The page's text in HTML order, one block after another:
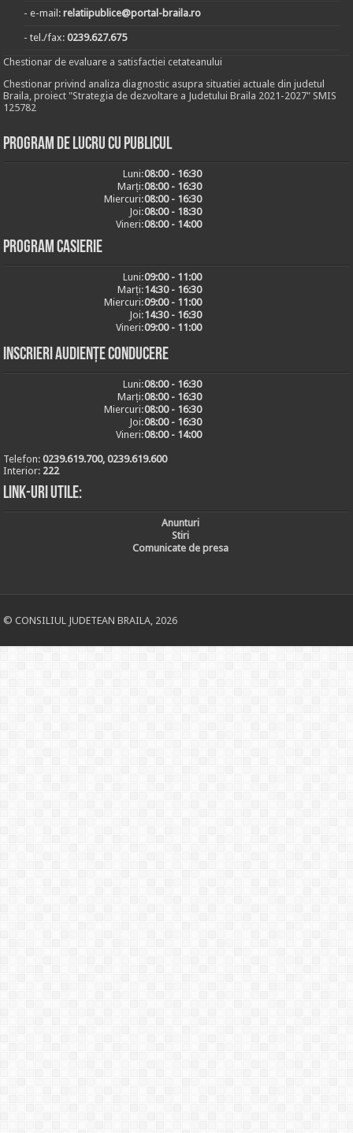
- e-mail:relatiipublice@portal-braila.ro
- tel./fax:0239.627.675
Chestionar de evaluare a satisfactiei cetateanului
Chestionar privind analiza diagnostic asupra situatiei actuale din judetul
Braila, proiect "Strategia de dezvoltare a Judetului Braila 2021-2027" SMIS
125782
Program de lucru cu publicul
Luni:08:00 - 16:30
Marți:08:00 - 16:30
Miercuri:08:00 - 16:30
Joi:08:00 - 18:30
Vineri:08:00 - 14:00
Program casierie
Luni:09:00 - 11:00
Marți:14:30 - 16:30
Miercuri:09:00 - 11:00
Joi:14:30 - 16:30
Vineri:09:00 - 11:00
Inscrieri audiențe conducere
Luni:08:00 - 16:30
Marți:08:00 - 16:30
Miercuri:08:00 - 16:30
Joi:08:00 - 16:30
Vineri:08:00 - 14:00
Telefon:0239.619.700, 0239.619.600
Interior: 222
Link-uri utile:
Anunturi
Stiri
Comunicate de presa
© CONSILIUL JUDETEAN BRAILA, 2026